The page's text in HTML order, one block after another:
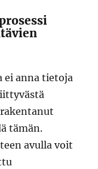
ei anna tietoja
tämän.
avulla voit